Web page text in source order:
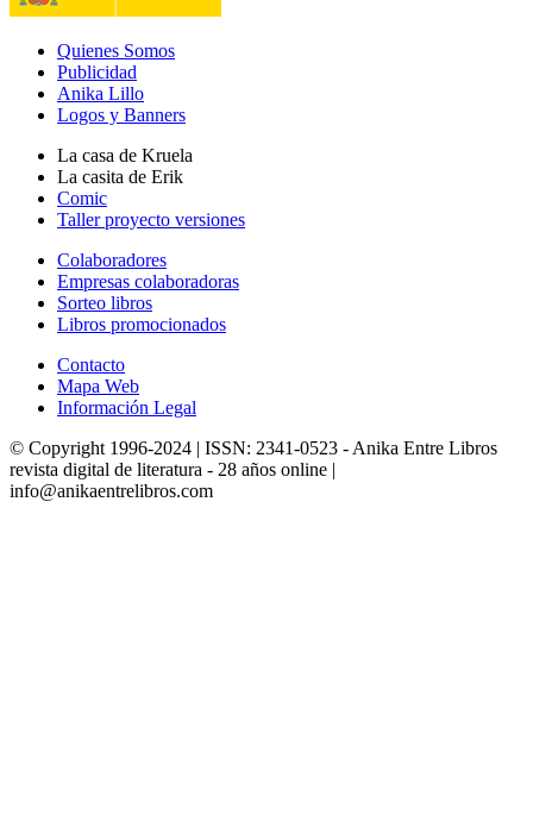
Quienes Somos
Publicidad
Anika Lillo
Logos y Banners
La casa de Kruela
La casita de Erik
Comic
Taller proyecto versiones
Colaboradores
Empresas colaboradoras
Sorteo libros
Libros promocionados
Contacto
Mapa Web
Información Legal
© Copyright 1996-2024 | ISSN: 2341-0523 - Anika Entre Libros
revista digital de literatura - 28 años online |
info@anikaentrelibros.com